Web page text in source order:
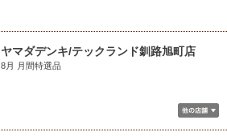
ヤマダデンキ/テックランド釧路旭町店
8月 月間特選品